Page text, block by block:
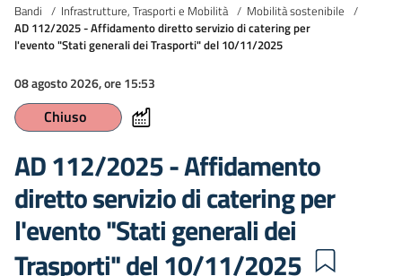
Bandi / Infrastrutture, Trasporti e Mobilità / Mobilità sostenibile /
AD 112/2025 - Affidamento diretto servizio di catering per
l'evento "Stati generali dei Trasporti" del 10/11/2025
08 agosto 2026, ore 15:53
Chiuso
AD 112/2025 - Affidamento
diretto servizio di catering per
l'evento "Stati generali dei
Trasporti" del 10/11/2025